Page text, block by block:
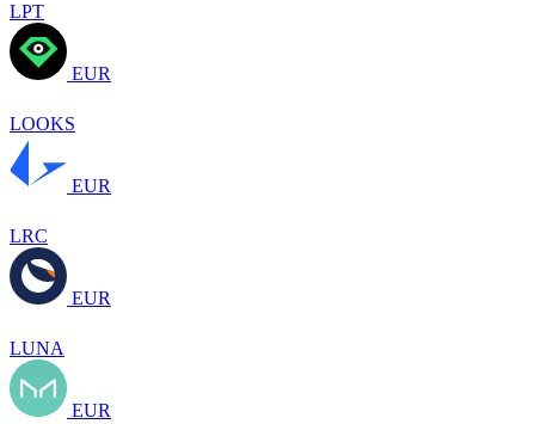
LPT
EUR
LOOKS
EUR
LRC
EUR
LUNA
EUR